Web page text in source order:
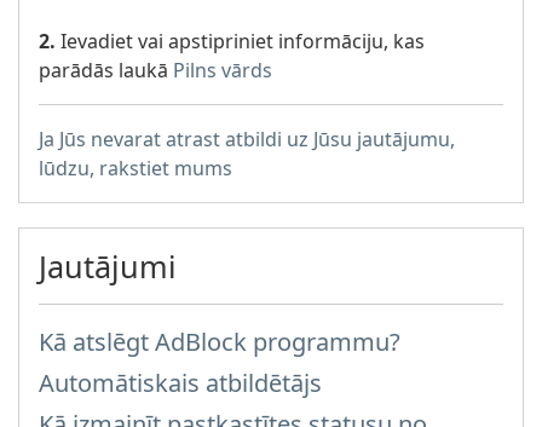
2. Ievadiet vai apstipriniet informāciju, kas
parādās laukā Pilns vārds
Ja Jūs nevarat atrast atbildi uz Jūsu jautājumu,
lūdzu, rakstiet mums
Jautājumi
Kā atslēgt AdBlock programmu?
Automātiskais atbildētājs